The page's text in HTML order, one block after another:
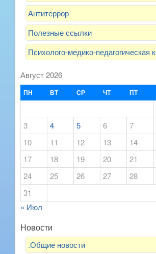
Антитеррор
Полезные ссылки
Психолого-медико-педагогическая
Август 2026
ПН ВТ СР ЧТ ПТ
3
4 5 6 7
10
11 12 13 14
17
18 19 20 21
24
25 26 27 28
31
« Июл
Новости
.Общие новости